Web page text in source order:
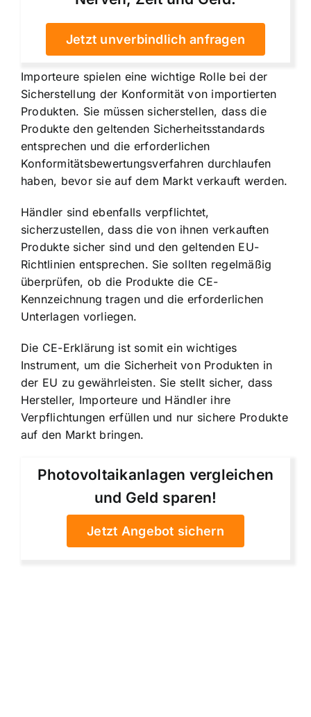
Jetzt unverbindlich anfragen
Importeure spielen eine wichtige Rolle bei der
Sicherstellung der Konformität von importierten
Produkten. Sie müssen sicherstellen, dass die
Produkte den geltenden Sicherheitsstandards
entsprechen und die erforderlichen
Konformitätsbewertungsverfahren durchlaufen
haben, bevor sie auf dem Markt verkauft werden.
Händler sind ebenfalls verpflichtet,
sicherzustellen, dass die von ihnen verkauften
Produkte sicher sind und den geltenden EU-
Richtlinien entsprechen. Sie sollten regelmäßig
überprüfen, ob die Produkte die CE-
Kennzeichnung tragen und die erforderlichen
Unterlagen vorliegen.
Die CE-Erklärung ist somit ein wichtiges
Instrument, um die Sicherheit von Produkten in
der EU zu gewährleisten. Sie stellt sicher, dass
Hersteller, Importeure und Händler ihre
Verpflichtungen erfüllen und nur sichere Produkte
auf den Markt bringen.
Photovoltaikanlagen vergleichen
und Geld sparen!
Jetzt Angebot sichern